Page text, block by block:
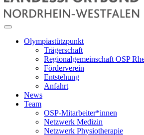
Olympiastützpunkt
Trägerschaft
Regionalgemeinschaft OSP
Förderverein
Entstehung
Anfahrt
News
Team
OSP-Mitarbeiter*innen
Netzwerk Medizin
Netzwerk Physiotherapie